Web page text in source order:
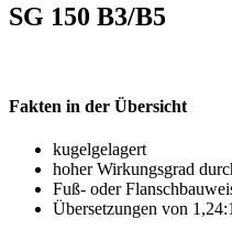
SG 150 B3/B5
Fakten in der Übersicht
kugelgelagert
hoher Wirkungsgrad
Fuß- oder
Übersetzungen von